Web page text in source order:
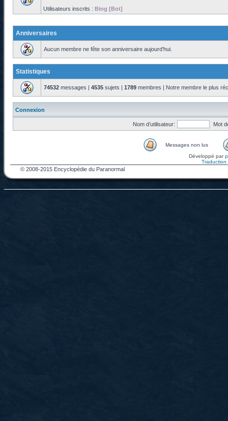
Utilisateurs inscrits : Bing [Bot]
Anniversaires
Aucun membre ne fête son anniversaire aujourd’hui.
Statistiques
74532 messages | 4535 sujets | 1789 membres | Notre membre le plus
Connexion
Nom d’utilisateur: Mot
Messages non lus
Développé par
Traduction
© 2008-2015 Encyclopédie du Paranormal